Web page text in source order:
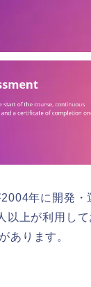
年に開発・
以上が利用し
あります。